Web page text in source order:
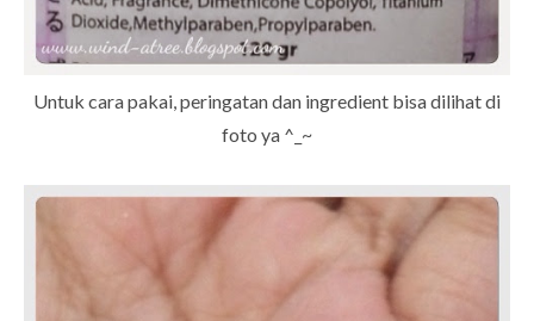
Untuk cara pakai, peringatan dan ingredient bisa dilihat di
foto ya ^_~